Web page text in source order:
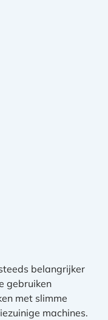
belangrijker
gebruiken
met slimme
machines.